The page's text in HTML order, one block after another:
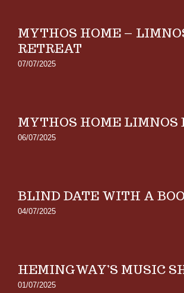
MYTHOS HOME –
RETREAT
07/07/2025
MYTHOS HOME LIMNOS
06/07/2025
BLIND DATE WITH A
04/07/2025
HEMINGWAY’S MUSIC
01/07/2025